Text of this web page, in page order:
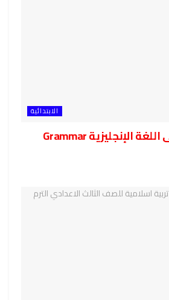
الابتدائية
مذكرة تأسيس فى اللغة الإنجليزية Grammar